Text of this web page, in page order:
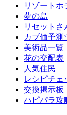
リゾートホ
夢の島
リセットさ
カブ価予測
美術品一覧
花の交配表
人気住民
レシピチェ
交換掲示板
ハピパラ攻